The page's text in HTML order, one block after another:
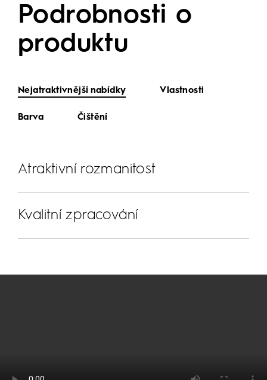
Podrobnosti o
produktu
Nejatraktivnější nabídky Vlastnosti
Barva Čištění
Atraktivní rozmanitost
Stejně jako série EasyStep zaujme i EasyFlat
Kvalitní zpracování